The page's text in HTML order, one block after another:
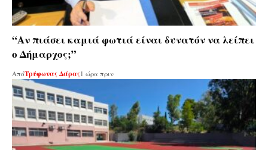
“Αν πιάσει καμιά φωτιά είναι δυνατόν να λείπει
ο Δήμαρχος;”
ΑπόΤρύφωνας Δάρας1 ώρα πριν